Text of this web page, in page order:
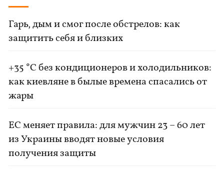
Гарь, дым и смог после обстрелов: как
защитить себя и близких
+35 °C без кондиционеров и холодильников:
как киевляне в былые времена спасались от
жары
ЕС меняет правила: для мужчин 23 – 60 лет
из Украины вводят новые условия
получения защиты